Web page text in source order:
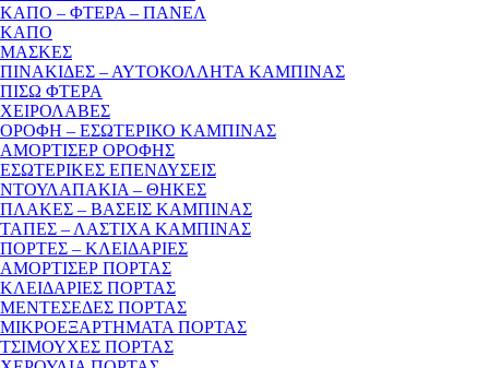
ΚΑΠΟ – ΦΤΕΡΑ – ΠΑΝΕΛ
ΚΑΠΟ
ΜΑΣΚΕΣ
ΠΙΝΑΚΙΔΕΣ – ΑΥΤΟΚΟΛΛΗΤΑ ΚΑΜΠΙΝΑΣ
ΠΙΣΩ ΦΤΕΡΑ
ΧΕΙΡΟΛΑΒΕΣ
ΟΡΟΦΗ – ΕΣΩΤΕΡΙΚΟ ΚΑΜΠΙΝΑΣ
ΑΜΟΡΤΙΣΕΡ ΟΡΟΦΗΣ
ΕΣΩΤΕΡΙΚΕΣ ΕΠΕΝΔΥΣΕΙΣ
ΝΤΟΥΛΑΠΑΚΙΑ – ΘΗΚΕΣ
ΠΛΑΚΕΣ – ΒΑΣΕΙΣ ΚΑΜΠΙΝΑΣ
ΤΑΠΕΣ – ΛΑΣΤΙΧΑ ΚΑΜΠΙΝΑΣ
ΠΟΡΤΕΣ – ΚΛΕΙΔΑΡΙΕΣ
ΑΜΟΡΤΙΣΕΡ ΠΟΡΤΑΣ
ΚΛΕΙΔΑΡΙΕΣ ΠΟΡΤΑΣ
ΜΕΝΤΕΣΕΔΕΣ ΠΟΡΤΑΣ
ΜΙΚΡΟΕΞΑΡΤΗΜΑΤΑ ΠΟΡΤΑΣ
ΤΣΙΜΟΥΧΕΣ ΠΟΡΤΑΣ